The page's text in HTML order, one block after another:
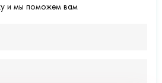
и мы поможем вам